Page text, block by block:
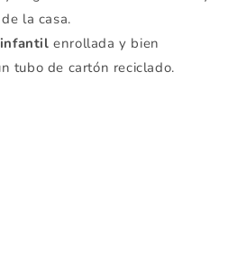
la casa.
enrollada y bien
tubo de cartón reciclado.